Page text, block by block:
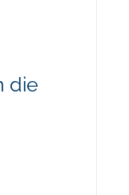
die